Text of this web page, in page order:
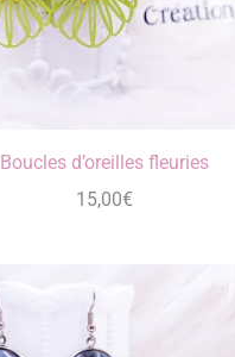
Boucles d’oreilles fleuries
15,00€